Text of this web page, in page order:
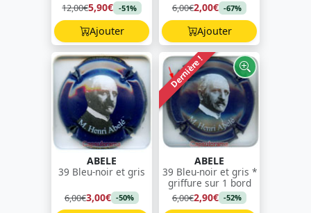
12,00€5,90€ -51%
Ajouter
6,00€2,00€ -67%
Ajouter
ABELE
39 Bleu-noir et gris
6,00€3,00€ -50%
Dernière !
ABELE
39 Bleu-noir et gris *
griffure sur 1 bord
6,00€2,90€ -52%